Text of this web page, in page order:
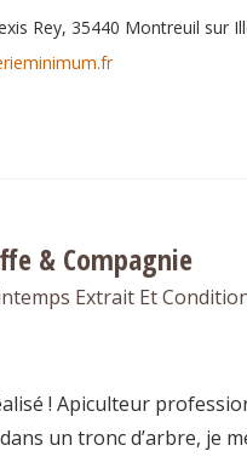
Rey, 35440 Montreuil sur
& Compagnie
Extrait Et
! Apiculteur
un tronc d’arbre, je